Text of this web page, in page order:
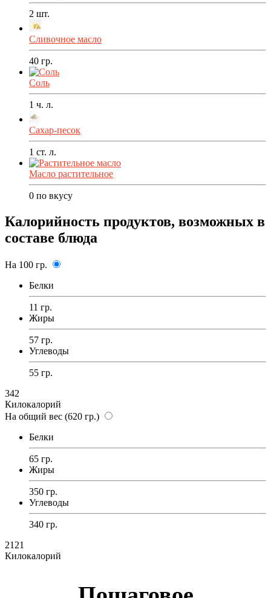
2 шт.
Сливочное масло
40 гр.
Соль
1 ч. л.
Сахар-песок
1 ст. л.
Масло растительное
0 по вкусу
Калорийность продуктов, возможных в
составе блюда
На 100 гр.
Белки
11 гр.
Жиры
57 гр.
Углеводы
55 гр.
342
Килокалорий
На общий вес (620 гр.)
Белки
65 гр.
Жиры
350 гр.
Углеводы
340 гр.
2121
Килокалорий